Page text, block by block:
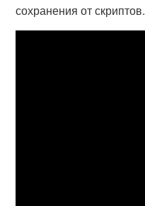
сохранения от скриптов.